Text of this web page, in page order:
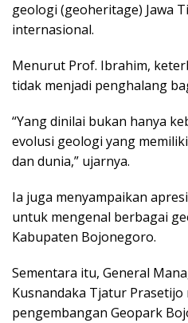
geologi (geoheritage) Jawa
internasional.
Menurut Prof. Ibrahim,
tidak menjadi penghalang
“Yang dinilai bukan hanya
evolusi geologi yang
dan dunia,” ujarnya.
Ia juga menyampaikan
untuk mengenal berbagai
Kabupaten Bojonegoro.
Sementara itu, General
Kusnandaka Tjatur Prasetijo
pengembangan Geopark